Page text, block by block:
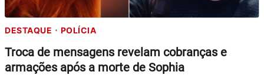
DESTAQUE POLÍCIA
Troca de mensagens revelam cobranças e
armações após a morte de Sophia